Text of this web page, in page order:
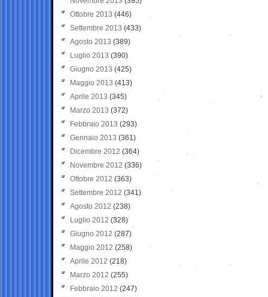
Ottobre 2013 (446)
Settembre 2013 (433)
Agosto 2013 (389)
Luglio 2013 (390)
Giugno 2013 (425)
Maggio 2013 (413)
Aprile 2013 (345)
Marzo 2013 (372)
Febbraio 2013 (293)
Gennaio 2013 (361)
Dicembre 2012 (364)
Novembre 2012 (336)
Ottobre 2012 (363)
Settembre 2012 (341)
Agosto 2012 (238)
Luglio 2012 (328)
Giugno 2012 (287)
Maggio 2012 (258)
Aprile 2012 (218)
Marzo 2012 (255)
Febbraio 2012 (247)